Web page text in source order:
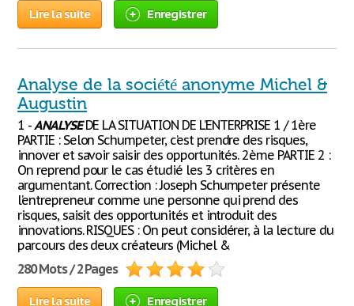
Lire la suite Enregistrer
Analyse de la société anonyme Michel &
Augustin
1 -ANALYSEDE LA SITUATION DE L’ENTERPRISE 1 / 1ère
PARTIE : Selon Schumpeter, c’est prendre des risques,
innover et savoir saisir des opportunités. 2ème PARTIE 2 :
On reprend pour le cas étudié les 3 critères en
argumentant. Correction : Joseph Schumpeter présente
l’entrepreneur comme une personne qui prend des
risques, saisit des opportunités et introduit des
innovations. RISQUES : On peut considérer, à la lecture du
parcours des deux créateurs (Michel &
280 Mots / 2 Pages
Lire la suite Enregistrer